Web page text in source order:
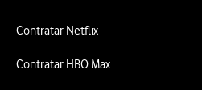
Contratar Netflix
Contratar HBO Max